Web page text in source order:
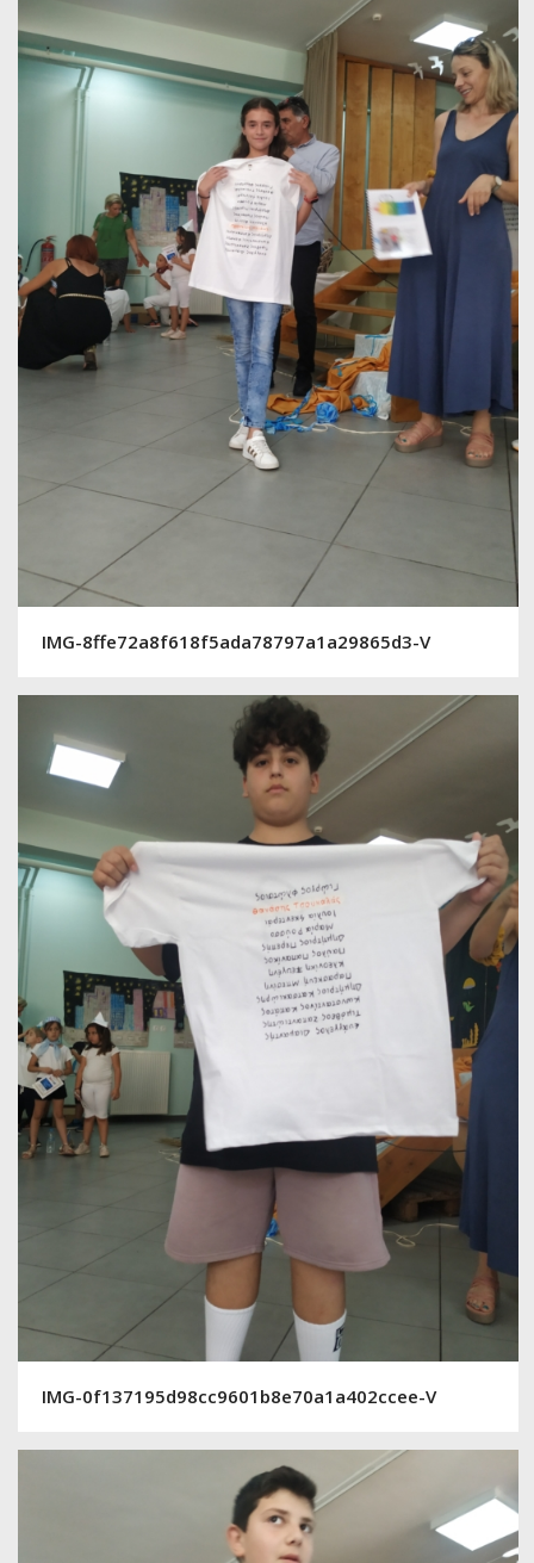
IMG-8ffe72a8f618f5ada78797a1a29865d3-V
IMG-0f137195d98cc9601b8e70a1a402ccee-V